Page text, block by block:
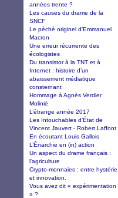
années trente ?
Les causes du drame de la
SNCF
Le péché originel d’Emmanuel
Macron
Une erreur récurrente des
écologistes
Du transistor à la TNT et à
Internet : histoire d’un
abaissement médiatique
consternant
Hommage à Agnès Verdier
Molinié
L’étrange année 2017
Les Intouchables d’État de
Vincent Jauvert - Robert Laffont
En écoutant Louis Gallois
L’Énarchie en (in) action
Un aspect du drame français :
l'agriculture
Crypto-monnaies : entre hystérie
et innovation.
Vous avez dit « expérimentation
» ?